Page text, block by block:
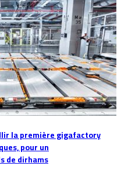
la première gigafactory
pour un
de dirhams